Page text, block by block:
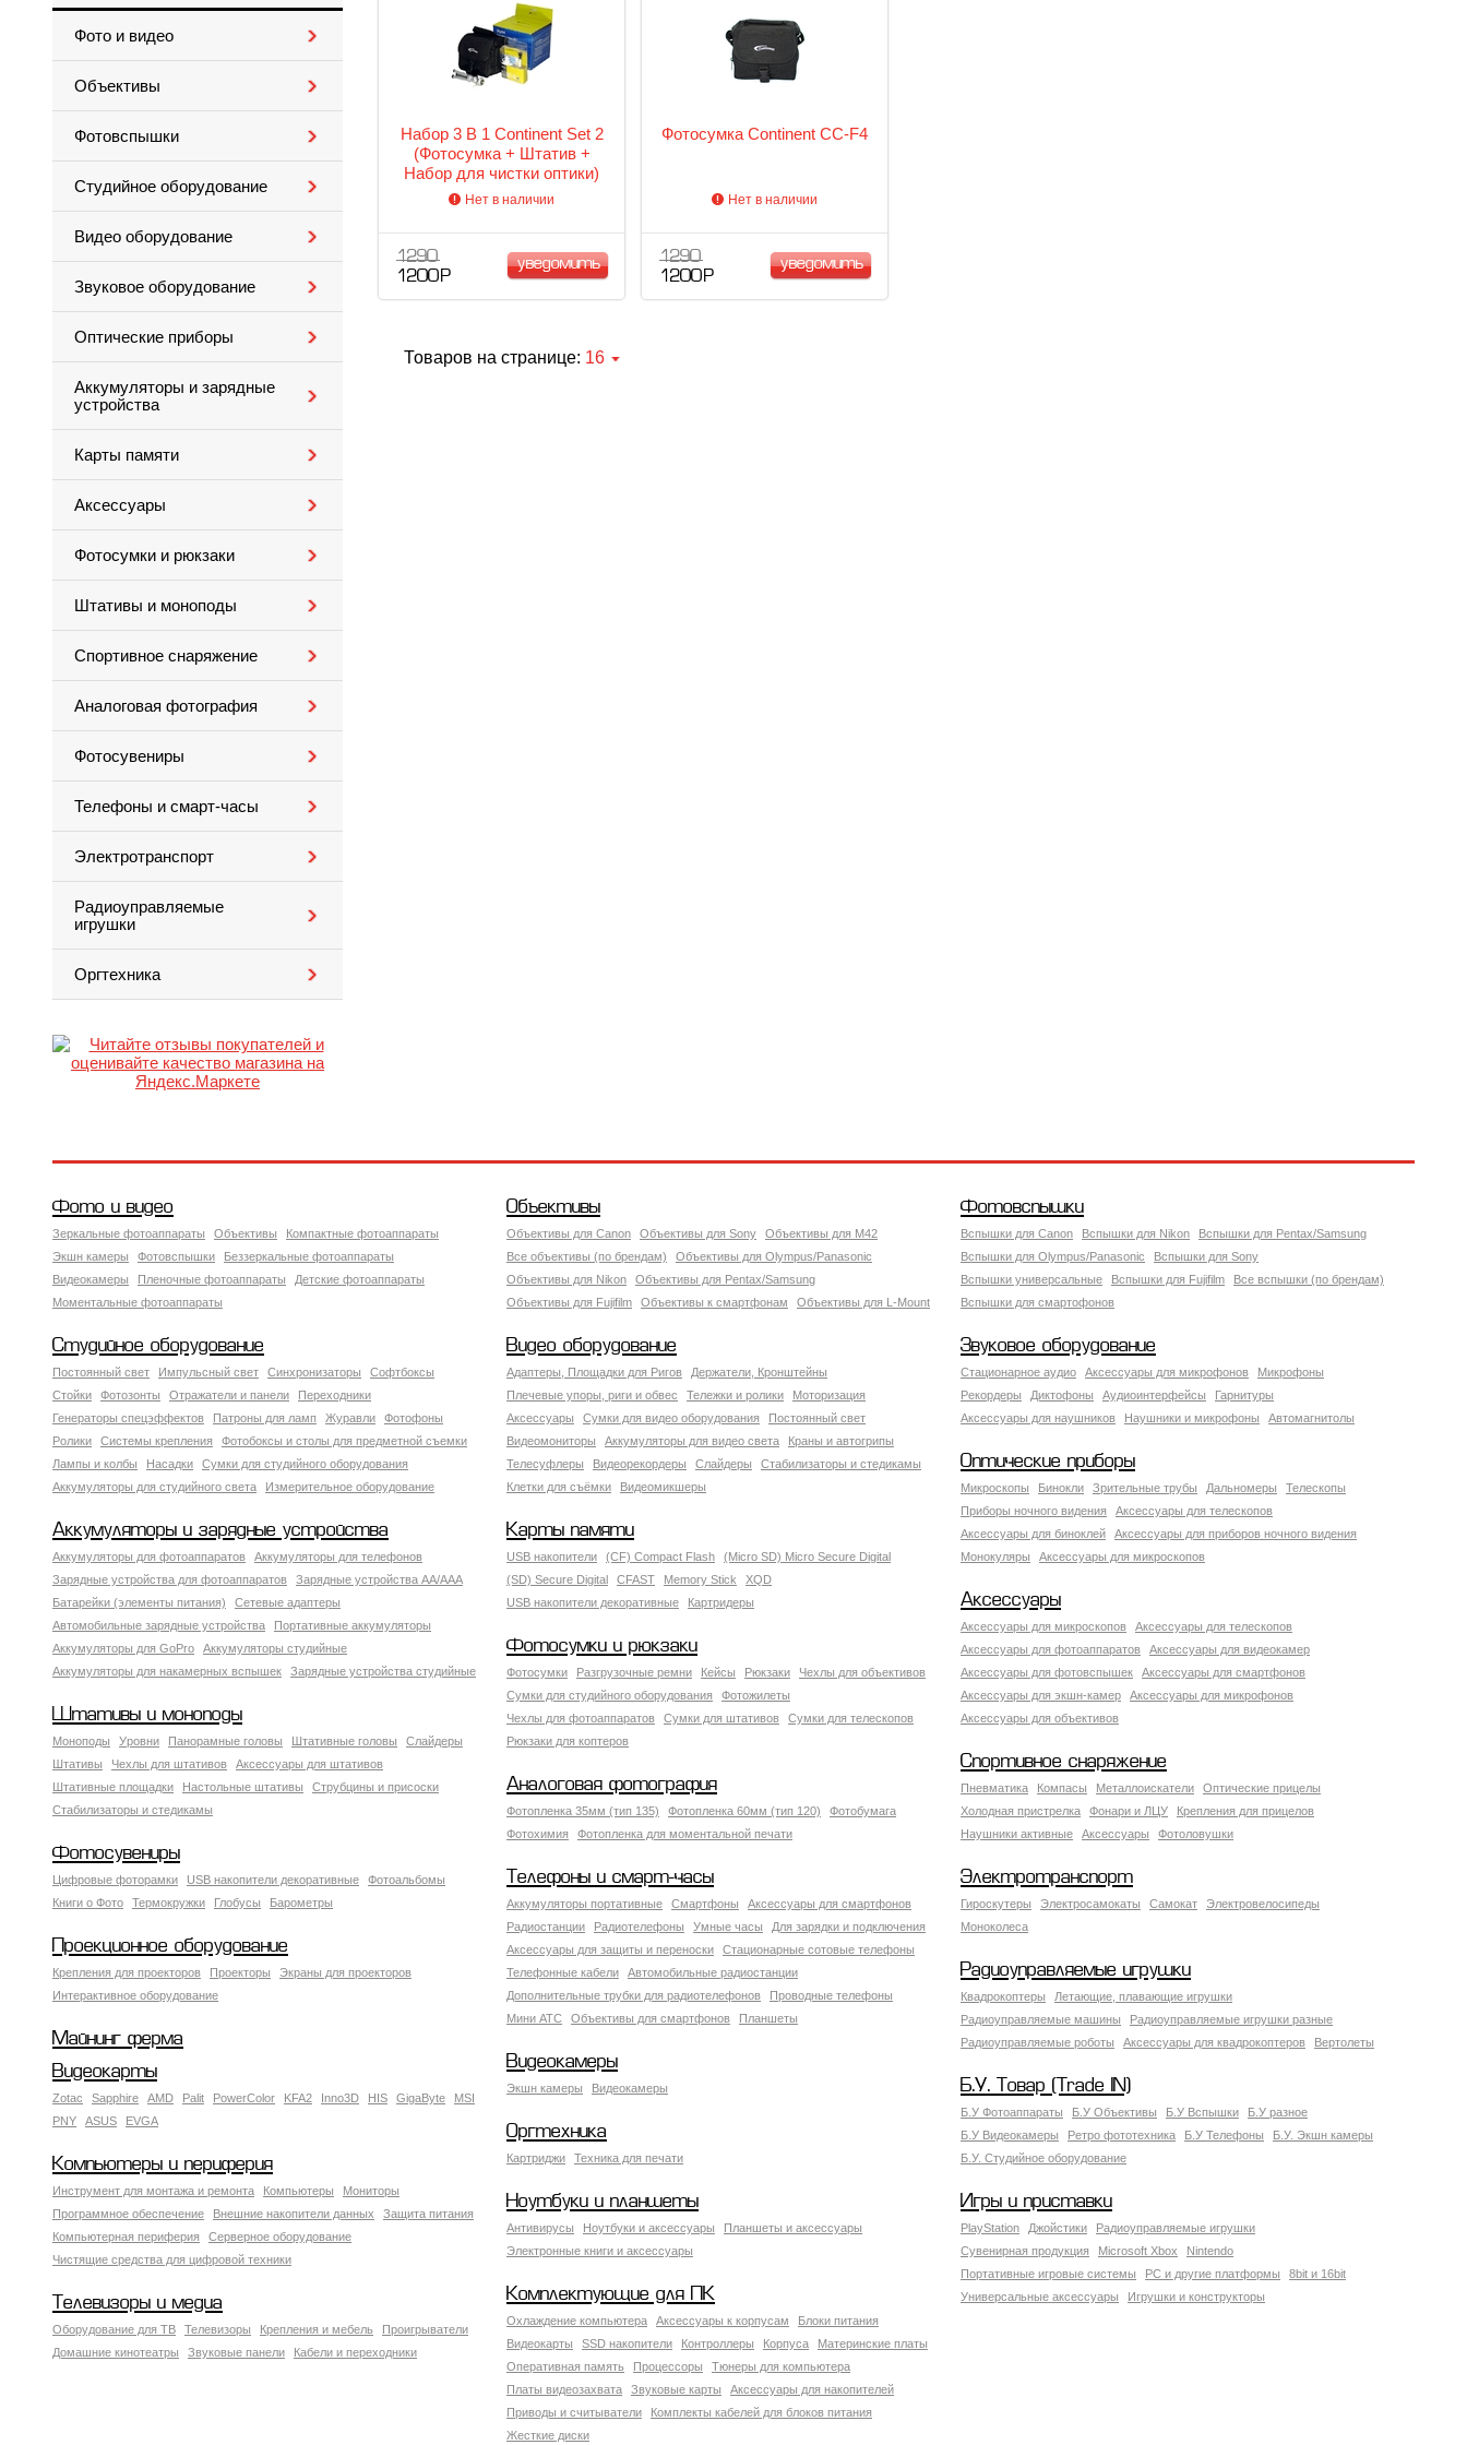
Фото и видео
Объективы
Фотовспышки
Студийное оборудование
Видео оборудование
Звуковое оборудование
Оптические приборы
Аккумуляторы и зарядные
устройства
Карты памяти
Аксессуары
Фотосумки и рюкзаки
Штативы и моноподы
Спортивное снаряжение
Аналоговая фотография
Фотосувениры
Телефоны и смарт-часы
Электротранспорт
Радиоуправляемые
игрушки
Оргтехника
Набор 3 В 1 Continent Set 2
(Фотосумка + Штатив +
Набор для чистки оптики)
Нет в наличии
1 290
1 200 Р
уведомить
Фотосумка Continent CC-F4
Нет в наличии
1 290
1 200 Р
уведомить
Товаров на странице: 16
Фото и видео
Зеркальные фотоаппараты Объективы
Компактные фотоаппараты
Экшн камеры
Фотовспышки
Беззеркальные фотоаппараты
Видеокамеры
Пленочные фотоаппараты
Детские фотоаппараты
Моментальные фотоаппараты
Объективы
Объективы для Canon Объективы для Sony
Объективы для M42
Все объективы (по брендам)
Объективы для Olympus/Panasonic
Объективы для Nikon
Объективы для Pentax/Samsung
Объективы для Fujifilm
Объективы к смартфонам Объективы для L-Mount
Фотовспышки
Вспышки для Canon Вспышки для Nikon
Вспышки для Pentax/Samsung
Вспышки для Olympus/Panasonic
Вспышки для Sony
Вспышки универсальные
Вспышки для Fujifilm
Все вспышки (по брендам)
Вспышки для смартофонов
Студийное оборудование
Постоянный свет Импульсный свет Синхронизаторы
Софтбоксы
Стойки
Фотозонты Отражатели и панели
Переходники
Генераторы спецэффектов
Патроны для ламп Журавли
Фотофоны
Ролики
Системы крепления
Фотобоксы и столы для предметной съемки
Лампы и колбы
Насадки
Сумки для студийного оборудования
Аккумуляторы для студийного света
Измерительное оборудование
Видео оборудование
Адаптеры, Площадки для Ригов
Держатели, Кронштейны
Плечевые упоры, риги и обвес
Тележки и ролики
Моторизация
Аксессуары
Сумки для видео оборудования
Постоянный свет
Видеомониторы
Аккумуляторы для видео света
Краны и автогрипы
Телесуфлеры
Видеорекордеры Слайдеры
Стабилизаторы и стедикамы
Клетки для съёмки
Видеомикшеры
Звуковое оборудование
Стационарное аудио Аксессуары для микрофонов
Микрофоны
Рекордеры
Диктофоны Аудиоинтерфейсы
Гарнитуры
Аксессуары для наушников
Наушники и микрофоны Автомагнитолы
Оптические приборы
Микроскопы Бинокли Зрительные трубы Дальномеры
Телескопы
Приборы ночного видения
Аксессуары для телескопов
Аксессуары для биноклей
Аксессуары для приборов ночного видения
Монокуляры
Аксессуары для микроскопов
Аккумуляторы и зарядные устройства
Аккумуляторы для фотоаппаратов
Аккумуляторы для телефонов
Зарядные устройства для фотоаппаратов
Зарядные устройства AA/AAA
Батарейки (элементы питания)
Сетевые адаптеры
Автомобильные зарядные устройства
Портативные аккумуляторы
Аккумуляторы для GoPro
Аккумуляторы студийные
Аккумуляторы для накамерных вспышек
Зарядные устройства студийные
Карты памяти
USB накопители (CF) Compact Flash
(Micro SD) Micro Secure Digital
(SD) Secure Digital
CFAST Memory Stick
XQD
USB накопители декоративные
Картридеры Аксессуары
Аксессуары для микроскопов
Аксессуары для телескопов
Аксессуары для фотоаппаратов
Аксессуары для видеокамер
Аксессуары для фотовспышек
Аксессуары для смартфонов
Аксессуары для экшн-камер
Аксессуары для микрофонов
Аксессуары для объективов
Фотосумки и рюкзаки
Фотосумки Разгрузочные ремни Кейсы Рюкзаки
Чехлы для объективов
Сумки для студийного оборудования
Фотожилеты
Чехлы для фотоаппаратов
Сумки для штативов
Сумки для телескопов
Рюкзаки для коптеров
Штативы и моноподы
Моноподы Уровни Панорамные головы Штативные головы
Слайдеры
Штативы
Чехлы для штативов
Аксессуары для штативов
Штативные площадки
Настольные штативы
Струбцины и присоски
Стабилизаторы и стедикамы
Спортивное снаряжение
Пневматика Компасы Металлоискатели
Оптические прицелы
Холодная пристрелка
Фонари и ЛЦУ
Крепления для прицелов
Наушники активные
Аксессуары Фотоловушки
Аналоговая фотография
Фотопленка 35мм (тип 135) Фотопленка 60мм (тип 120)
Фотобумага
Фотохимия
Фотопленка для моментальной печати
Фотосувениры
Цифровые фоторамки USB накопители декоративные
Фотоальбомы
Книги о Фото
Термокружки Глобусы Барометры
Телефоны и смарт-часы
Аккумуляторы портативные Смартфоны
Аксессуары для смартфонов
Радиостанции
Радиотелефоны Умные часы
Для зарядки и подключения
Аксессуары для защиты и переноски
Стационарные сотовые телефоны
Телефонные кабели
Автомобильные радиостанции
Дополнительные трубки для радиотелефонов
Проводные телефоны
Мини АТС
Объективы для смартфонов Планшеты
Электротранспорт
Гироскутеры Электросамокаты Самокат
Электровелосипеды
Моноколеса
Проекционное оборудование
Крепления для проекторов Проекторы
Экраны для проекторов
Интерактивное оборудование
Радиоуправляемые игрушки
Квадрокоптеры
Летающие, плавающие игрушки
Радиоуправляемые машины
Радиоуправляемые игрушки разные
Радиоуправляемые роботы
Аксессуары для квадрокоптеров Вертолеты
Майнинг ферма
Видеокамеры
Экшн камеры Видеокамеры
Видеокарты
Zotac Sapphire AMD Palit PowerColor KFA2 Inno3D HIS GigaByte
MSI
PNY
ASUS EVGA
Б.У. Товар (Trade IN)
Б.У Фотоаппараты Б.У Объективы Б.У Вспышки
Б.У разное
Б.У Видеокамеры
Ретро фототехника Б.У Телефоны
Б.У. Экшн камеры
Б.У. Студийное оборудование
Оргтехника
Картриджи Техника для печати
Компьютеры и периферия
Инструмент для монтажа и ремонта Компьютеры
Мониторы
Программное обеспечение
Внешние накопители данных
Защита питания
Компьютерная периферия
Серверное оборудование
Чистящие средства для цифровой техники
Ноутбуки и планшеты
Антивирусы Ноутбуки и аксессуары
Планшеты и аксессуары
Электронные книги и аксессуары
Игры и приставки
PlayStation Джойстики
Радиоуправляемые игрушки
Сувенирная продукция
Microsoft Xbox
Nintendo
Портативные игровые системы
PC и другие платформы
8bit и 16bit
Универсальные аксессуары
Игрушки и конструкторы
Комплектующие для ПК
Охлаждение компьютера Аксессуары к корпусам
Блоки питания
Видеокарты
SSD накопители Контроллеры Корпуса
Материнские платы
Оперативная память
Процессоры
Тюнеры для компьютера
Платы видеозахвата
Звуковые карты
Аксессуары для накопителей
Приводы и считыватели
Комплекты кабелей для блоков питания
Жесткие диски
Телевизоры и медиа
Оборудование для ТВ Телевизоры Крепления и мебель
Проигрыватели
Домашние кинотеатры
Звуковые панели Кабели и переходники